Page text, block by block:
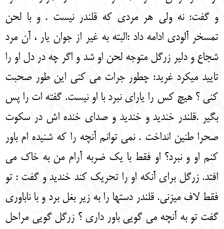
و گفت: نه ولی هر مردی که قلندر نیست . و با لحن
تمسخر آلودی ادامه داد :البته به غیر از جوان یار ، آن مرد
شجاع و دلیر زرگل متوجه لحن او شد و اگر چه در دل او را
تایید می‏کرد غرید: چطور جرات می کنی این طور صحبت
کنی ؟ هیچ کس را یارای نبرد با او نیست. گفته ات را پس
بگیر .قلندر خندید و خندید و صدای خنده اش در سکوت
صحرا طنین انداخت . نمی توانم آنچه را که شنیده ام باور
کنم او و نبرد؟ او فقط با یک ضربه آرام من به خاک می
افتد. زرگل برای آنکه او را تحریک کند خندید و گفت : تو
فقط لاف می‏زنی. قلندر دستها را به زیر بغل برد و با ناباوری
گفت تو به آنچه می گویی باور داری ؟ زرگل گویی مراحل